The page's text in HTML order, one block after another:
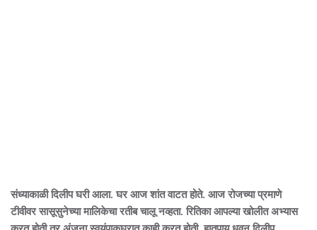
संध्याकाळी दिलीप घरी आला. घर आज शांत वाटत होते. आज रोजच्या प्रमाणे
टीवीवर सासूसुनेच्या मालिकेचा रतीब चालू नव्हता. रितिका आपल्या खोलीत अभ्यास